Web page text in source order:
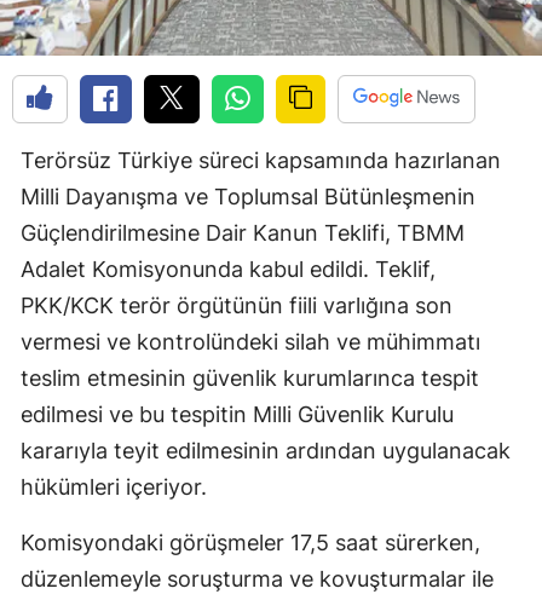
Terörsüz Türkiye süreci kapsamında hazırlanan
Milli Dayanışma ve Toplumsal Bütünleşmenin
Güçlendirilmesine Dair Kanun Teklifi, TBMM
Adalet Komisyonunda kabul edildi. Teklif,
PKK/KCK terör örgütünün fiili varlığına son
vermesi ve kontrolündeki silah ve mühimmatı
teslim etmesinin güvenlik kurumlarınca tespit
edilmesi ve bu tespitin Milli Güvenlik Kurulu
kararıyla teyit edilmesinin ardından uygulanacak
hükümleri içeriyor.
Komisyondaki görüşmeler 17,5 saat sürerken,
düzenlemeyle soruşturma ve kovuşturmalar ile